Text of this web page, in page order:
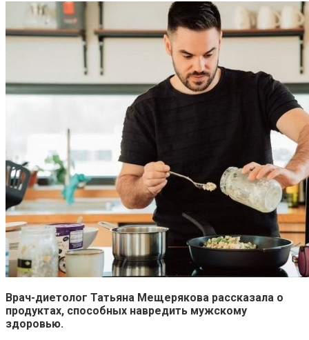
Врач-диетолог Татьяна Мещерякова рассказала о
продуктах, способных навредить мужскому
здоровью.